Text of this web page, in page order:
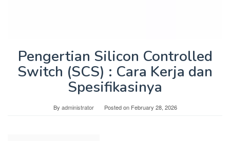
Pengertian Silicon Controlled
Switch (SCS) : Cara Kerja dan
Spesifikasinya
By administrator Posted on February 28, 2026